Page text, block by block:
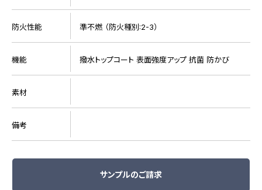
防火性能 準不燃 （防火種別:2-3）
機能 撥水トップコート 表面強度アップ 抗菌 防かび
素材
備考
サンプルのご請求